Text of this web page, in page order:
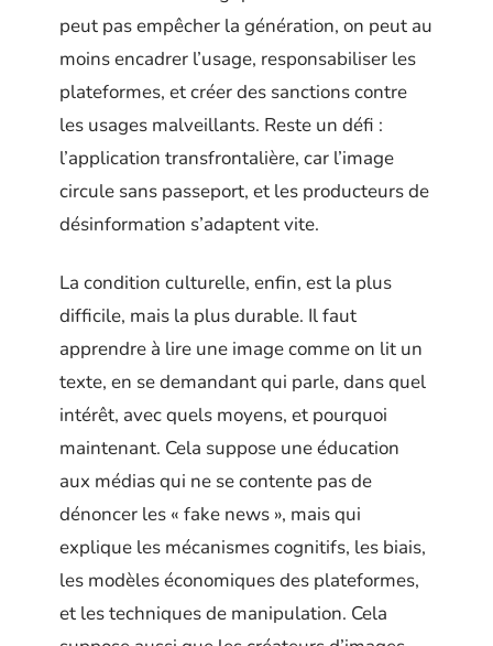
peut pas empêcher la génération, on peut au
moins encadrer l’usage, responsabiliser les
plateformes, et créer des sanctions contre
les usages malveillants. Reste un défi :
l’application transfrontalière, car l’image
circule sans passeport, et les producteurs de
désinformation s’adaptent vite.
La condition culturelle, enfin, est la plus
difficile, mais la plus durable. Il faut
apprendre à lire une image comme on lit un
texte, en se demandant qui parle, dans quel
intérêt, avec quels moyens, et pourquoi
maintenant. Cela suppose une éducation
aux médias qui ne se contente pas de
dénoncer les « fake news », mais qui
explique les mécanismes cognitifs, les biais,
les modèles économiques des plateformes,
et les techniques de manipulation. Cela